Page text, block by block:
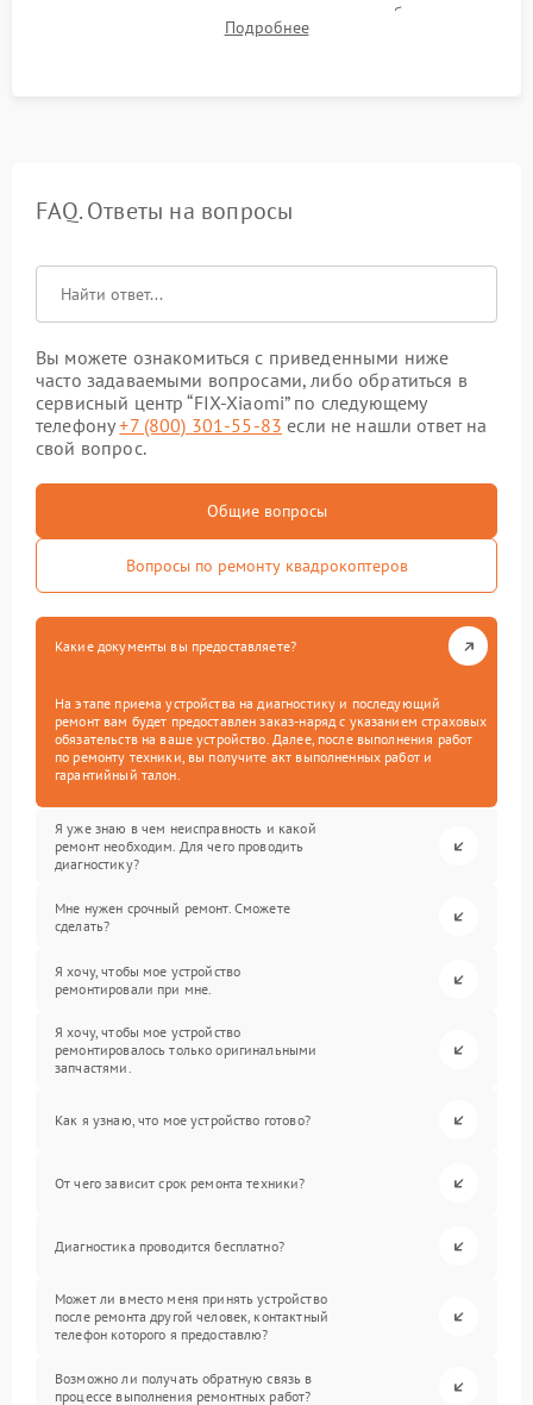
удержания точки, качества передачи видео, работы системы
возврата домой (RTH) и дальности радиосвязи.
Подробнее
FAQ. Ответы на вопросы
Вы можете ознакомиться с приведенными ниже
часто задаваемыми вопросами, либо обратиться в
сервисный центр “FIX-Xiaomi” по следующему
телефону+7 (800) 301-55-83 если не нашли ответ на
свой вопрос.
Общие вопросы
Вопросы по ремонту квадрокоптеров
Какие документы вы предоставляете?
На этапе приема устройства на диагностику и последующий
ремонт вам будет предоставлен заказ-наряд с указанием страховых
обязательств на ваше устройство. Далее, после выполнения работ
по ремонту техники, вы получите акт выполненных работ и
гарантийный талон.
Я уже знаю в чем неисправность и какой
ремонт необходим. Для чего проводить
диагностику?
Мне нужен срочный ремонт. Сможете
сделать?
Я хочу, чтобы мое устройство
ремонтировали при мне.
Я хочу, чтобы мое устройство
ремонтировалось только оригинальными
запчастями.
Как я узнаю, что мое устройство готово?
От чего зависит срок ремонта техники?
Диагностика проводится бесплатно?
Может ли вместо меня принять устройство
после ремонта другой человек, контактный
телефон которого я предоставлю?
Возможно ли получать обратную связь в
процессе выполнения ремонтных работ?